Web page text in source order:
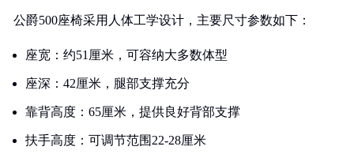
公爵500座椅采用人体工学设计，主要尺寸参数如下：
座宽：约51厘米，可容纳大多数体型
座深：42厘米，腿部支撑充分
靠背高度：65厘米，提供良好背部支撑
扶手高度：可调节范围22-28厘米